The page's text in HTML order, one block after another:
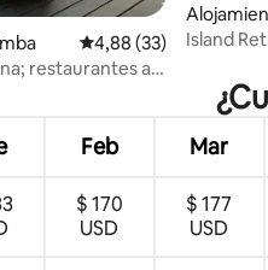
Calificación
4,88 (33)
restaurantes a
Island
Feb Mar
$ 170
USD
$ 177
USD